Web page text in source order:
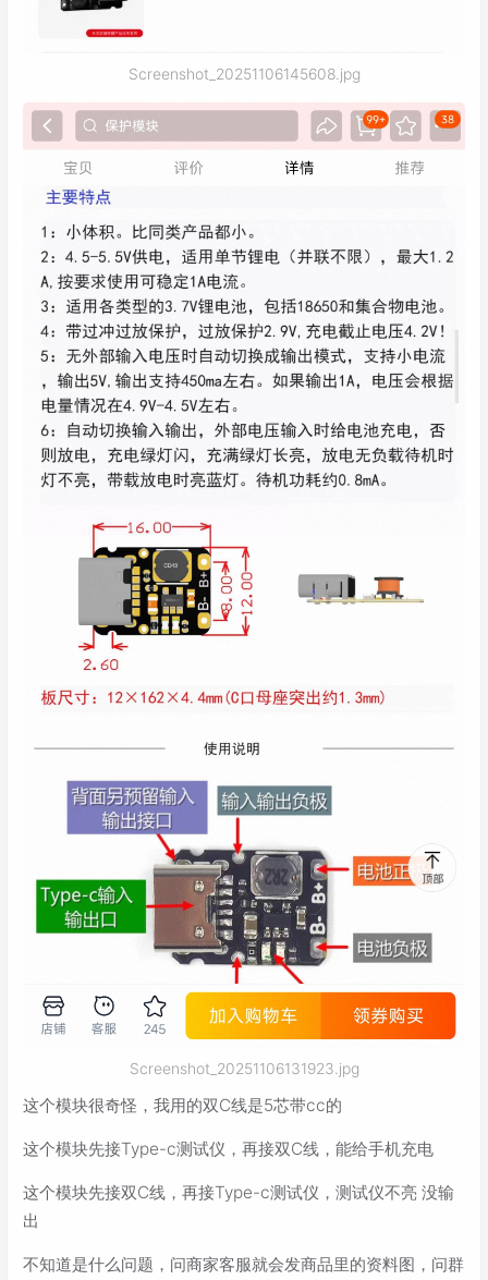
Screenshot_20251106145608.jpg
Screenshot_20251106131923.jpg
这个模块很奇怪，我用的双C线是5芯带cc的
这个模块先接Type-c测试仪，再接双C线，能给手机充电
这个模块先接双C线，再接Type-c测试仪，测试仪不亮 没输
出
不知道是什么问题，问商家客服就会发商品里的资料图，问群